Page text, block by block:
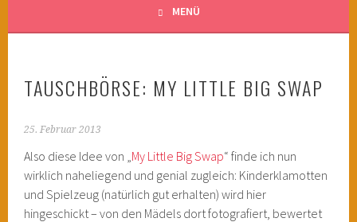
MENÜ
TAUSCHBÖRSE: MY LITTLE BIG SWAP
25. Februar 2013
Also diese Idee von „My Little Big Swap“ finde ich nun
wirklich naheliegend und genial zugleich: Kinderklamotten
und Spielzeug (natürlich gut erhalten) wird hier
hingeschickt – von den Mädels dort fotografiert, bewertet